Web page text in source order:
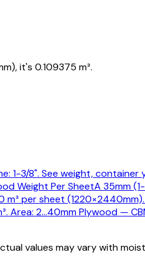
it's 0.109375 m³.
1-3/8". See weight, container
Weight Per SheetA 35mm
per sheet (1220×2440mm).
Area: 2…40mm Plywood —
values may vary with